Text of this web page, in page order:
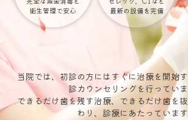
衛生管理で安心
最新の設備を完備
当院では、初診の方にはすぐに治療を開始
診カウンセリングを行っていま
できるだけ歯を残す治療、できるだけ歯を
わり、診療にあたっています